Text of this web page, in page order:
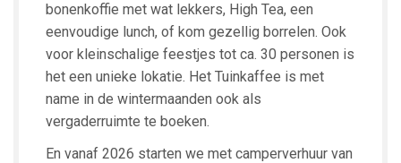
bonenkoffie met wat lekkers, High Tea, een
eenvoudige lunch, of kom gezellig borrelen. Ook
voor kleinschalige feestjes tot ca. 30 personen is
het een unieke lokatie. Het Tuinkaffee is met
name in de wintermaanden ook als
vergaderruimte te boeken.
En vanaf 2026 starten we met camperverhuur van